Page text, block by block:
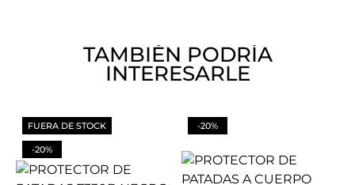
TAMBIÉN PODRÍA
INTERESARLE
FUERA DE STOCK
-20%
-20%